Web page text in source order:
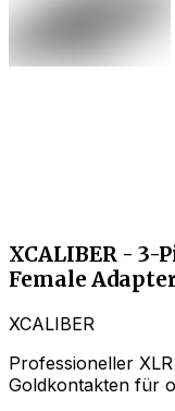
XCALIBER - 3-
Female
XCALIBER
Professioneller
Goldkontakten für